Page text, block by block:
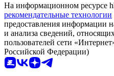
На информационном ресурсе
рекомендательные технологии
предоставления информации
и анализа сведений,
пользователей сети
Российской Федерации)